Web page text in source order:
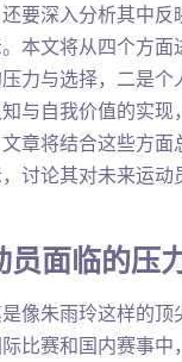
要深入分析其中反
本文将从四个方
力与选择，二是个
与自我价值的实现
章将结合这些方
讨论其对未来运动
员面临的压
像朱雨玲这样的顶
比赛和国内赛事